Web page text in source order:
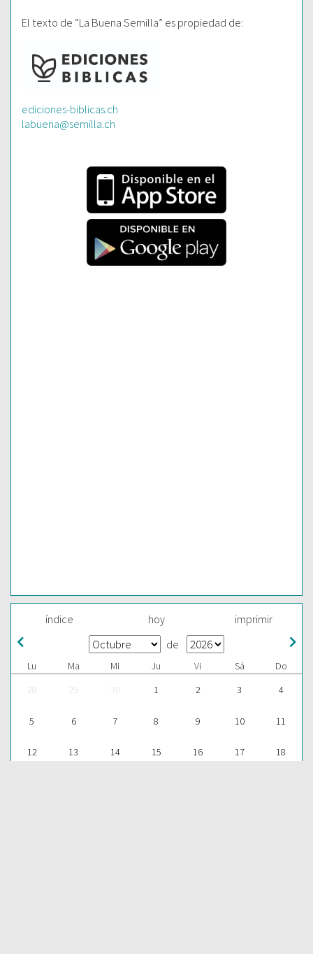
El texto de “La Buena Semilla” es propiedad de:
ediciones-biblicas.ch
labuena@semilla.ch
índice hoy imprimir
de
Lu Ma Mi Ju Vi Sá
Do
28
29 30 1 2 3 4
5 6 7 8 9 10 11
12 13 14 15 16 17 18